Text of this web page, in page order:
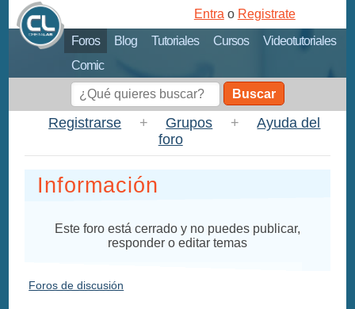
Foros Blog Tutoriales Cursos
Videotutoriales
Comic
Entra o Registrate
Buscar
Registrarse + Grupos +
Ayuda del
foro
Información
Este foro está cerrado y no puedes publicar,
responder o editar temas
Foros de discusión